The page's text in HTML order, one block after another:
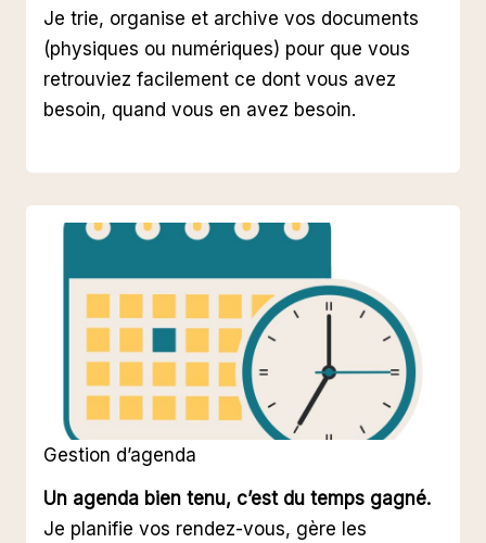
Je trie, organise et archive vos documents
(physiques ou numériques) pour que vous
retrouviez facilement ce dont vous avez
besoin, quand vous en avez besoin.
Gestion d’agenda
Un agenda bien tenu, c’est du temps gagné.
Je planifie vos rendez-vous, gère les